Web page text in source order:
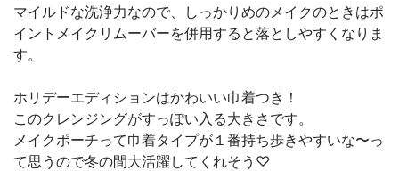
マイルドな洗浄力なので、しっかりめのメイクのときはポ
イントメイクリムーバーを併用すると落としやすくなりま
す。
ホリデーエディションはかわいい巾着つき！
このクレンジングがすっぽい入る大きさです。
メイクポーチって巾着タイプが１番持ち歩きやすいな〜っ
て思うので冬の間大活躍してくれそう♡